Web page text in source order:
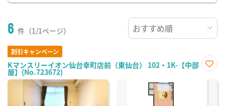
6 件（1/1ページ）
割引キャンペーン
Kマンスリーイオン仙台幸町店前（東仙台） 102・1K-【中部
屋】(No.723672)
に入